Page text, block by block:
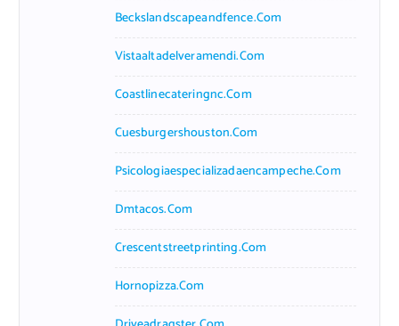
Beckslandscapeandfence.com
Vistaaltadelveramendi.com
Coastlinecateringnc.com
Cuesburgershouston.com
Psicologiaespecializadaencampeche.com
Dmtacos.com
Crescentstreetprinting.com
Hornopizza.com